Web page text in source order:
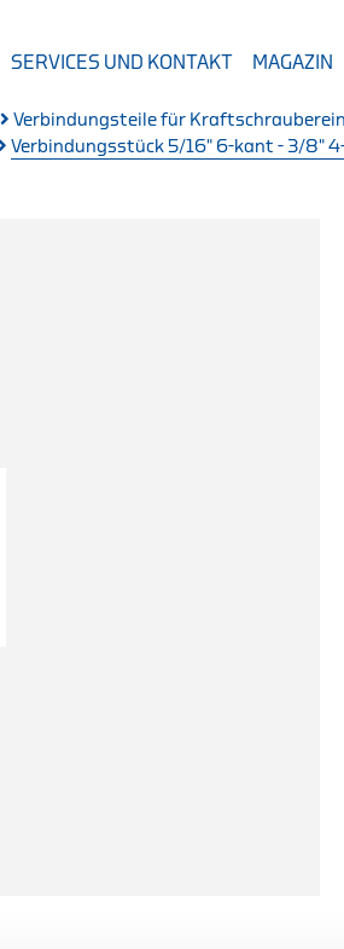
SERVICES UND KONTAKT MAGAZIN
Verbindungsteile für
Verbindungsstück 5/16" 6-kant - 3/8"